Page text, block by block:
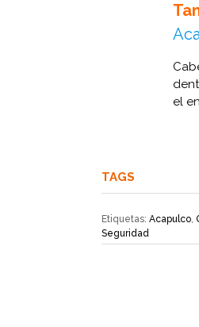
el
TAGS
Etiquetas: Acapulco,
Seguridad